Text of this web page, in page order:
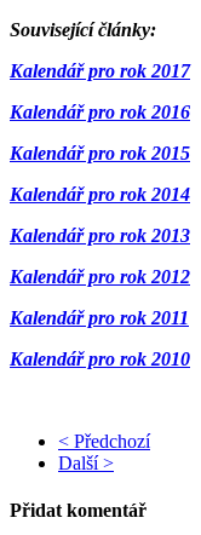
Související články:
Kalendář pro rok 2017
Kalendář pro rok 2016
Kalendář pro rok 2015
Kalendář pro rok 2014
Kalendář pro rok 2013
Kalendář pro rok 2012
Kalendář pro rok 2011
Kalendář pro rok 2010
< Předchozí
Další >
Přidat komentář